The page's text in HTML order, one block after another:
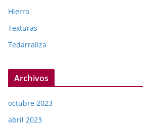
Hierro
Texturas
Tedarraliza
Archivos
octubre 2023
abril 2023